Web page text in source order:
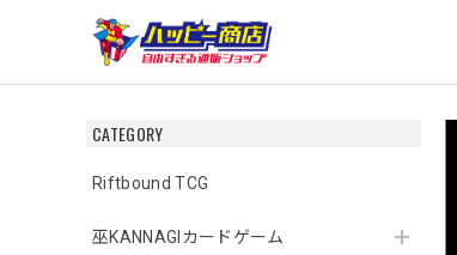
CATEGORY
Riftbound TCG
巫KANNAGIカードゲーム